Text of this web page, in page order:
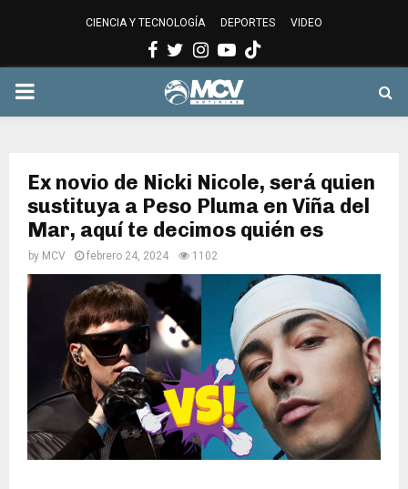
CIENCIA Y TECNOLOGÍA DEPORTES VIDEO
Facebook
Twitter
Instagram
Youtube
PRIMARY
Ex novio de Nicki Nicole, será quien
sustituya a Peso Pluma en Viña del
Mar, aquí te decimos quién es
by MCV febrero 24, 2024 1102